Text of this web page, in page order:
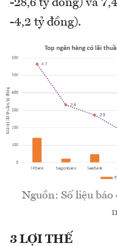
-28,6 tỷ đồng) và
-4,2 tỷ đồng).
Nguồn: Số liệu báo
3 LỢI THẾ